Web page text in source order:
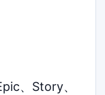
、Story、